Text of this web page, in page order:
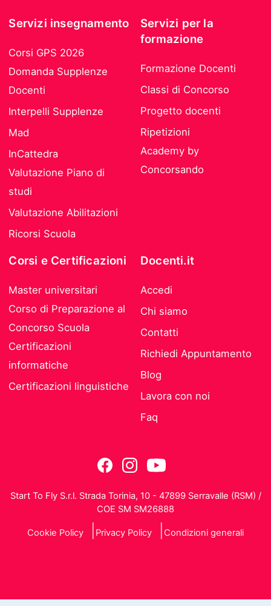
Servizi insegnamento
Corsi GPS 2026
Domanda Supplenze
Docenti
Interpelli Supplenze
Mad
InCattedra
Valutazione Piano di
studi
Valutazione Abilitazioni
Ricorsi Scuola
Servizi per la
formazione
Formazione Docenti
Classi di Concorso
Progetto docenti
Ripetizioni
Academy by
Concorsando
Corsi e Certificazioni
Master universitari
Corso di Preparazione al
Concorso Scuola
Certificazioni
informatiche
Certificazioni linguistiche
Docenti.it
Accedi
Chi siamo
Contatti
Richiedi Appuntamento
Blog
Lavora con noi
Faq
Start To Fly S.r.l. Strada Torinia, 10 - 47899 Serravalle (RSM) /
COE SM SM26888
Cookie Policy Privacy Policy Condizioni generali